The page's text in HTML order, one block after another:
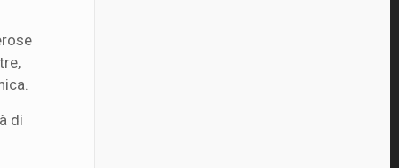
di